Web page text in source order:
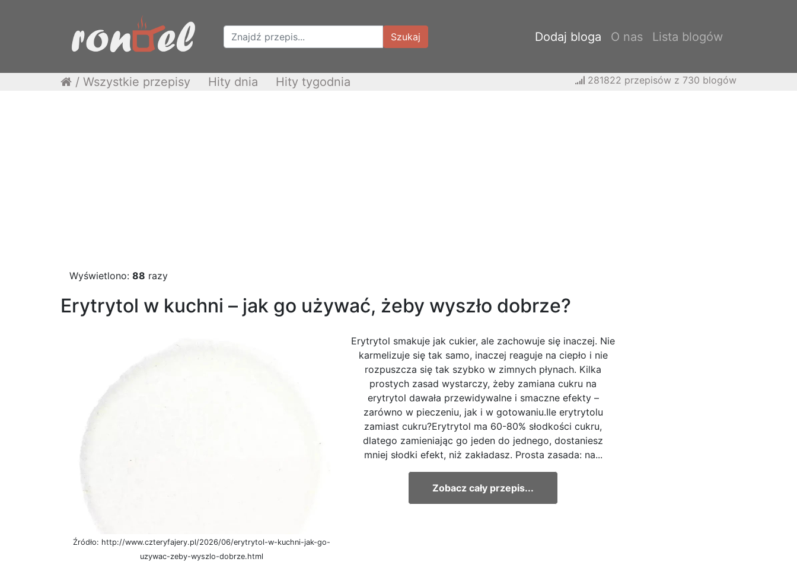
Szukaj Dodaj bloga O nas Lista blogów
/ Wszystkie przepisy Hity dnia Hity tygodnia 281822 przepisów z 730 blogów
Wyświetlono: 88 razy
Erytrytol w kuchni – jak go używać, żeby wyszło dobrze?
Źródło: http://www.czteryfajery.pl/2026/06/erytrytol-w-kuchni-jak-go-
uzywac-zeby-wyszlo-dobrze.html
Erytrytol smakuje jak cukier, ale zachowuje się inaczej. Nie
karmelizuje się tak samo, inaczej reaguje na ciepło i nie
rozpuszcza się tak szybko w zimnych płynach. Kilka
prostych zasad wystarczy, żeby zamiana cukru na
erytrytol dawała przewidywalne i smaczne efekty –
zarówno w pieczeniu, jak i w gotowaniu.Ile erytrytolu
zamiast cukru?Erytrytol ma 60-80% słodkości cukru,
dlatego zamieniając go jeden do jednego, dostaniesz
mniej słodki efekt, niż zakładasz. Prosta zasada: na...
Zobacz cały przepis...